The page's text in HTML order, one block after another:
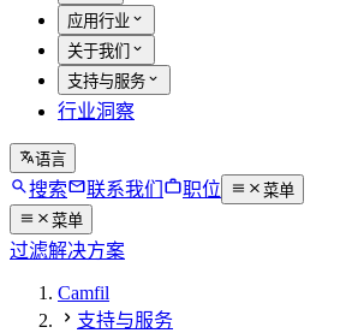
应用行业
关于我们
支持与服务
行业洞察
语言
搜索 联系我们 职位
菜单
菜单
过滤解决方案
Camfil
支持与服务